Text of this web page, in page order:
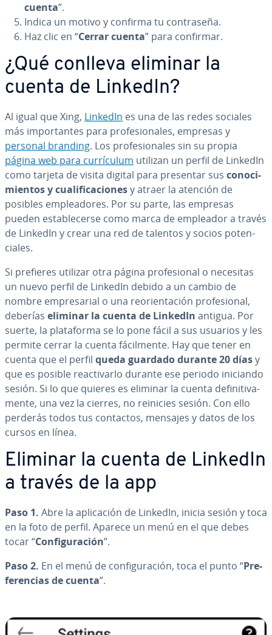
cuenta”.
Indica un motivo y confirma tu co­n­tra­se­ña.
Haz clic en “Cerrar cuenta” para confirmar.
¿Qué conlleva eliminar la
cuenta de LinkedIn?
Al igual que Xing, LinkedIn es una de las redes sociales
más im­po­r­ta­n­tes para pro­fe­sio­na­les, empresas y
personal branding. Los pro­fe­sio­na­les sin su propia
página web para cu­rrí­cu­lum utilizan un perfil de LinkedIn
como tarjeta de visita digital para presentar sus co­no­ci­
mie­n­tos y cua­li­fi­ca­cio­nesy atraer la atención de
posibles em­plea­do­res. Por su parte, las empresas
pueden es­ta­ble­ce­r­se como marca de empleador a través
de LinkedIn y crear una red de talentos y socios po­te­n­
cia­les.
Si prefieres utilizar otra página pro­fe­sio­nal o necesitas
un nuevo perfil de LinkedIn debido a un cambio de
nombre em­pre­sa­rial o una re­orie­n­ta­ción pro­fe­sio­nal,
deberías eliminar la cuenta de LinkedIn antigua. Por
suerte, la pla­ta­fo­r­ma se lo pone fácil a sus usuarios y les
permite cerrar la cuenta fá­ci­l­me­n­te. Hay que tener en
cuenta que el perfil queda guardado durante 20 díasy
que es posible reac­ti­var­lo durante ese periodo iniciando
sesión. Si lo que quieres es eliminar la cuenta de­fi­ni­ti­va­
me­n­te, una vez la cierres, no reinicies sesión. Con ello
perderás todos tus contactos, mensajes y datos de los
cursos en línea.
Eliminar la cuenta de LinkedIn
a través de la app
Paso 1. Abre la apli­ca­ción de LinkedIn, inicia sesión y toca
en la foto de perfil. Aparece un menú en el que debes
tocar “Co­n­fi­gu­ra­ción”.
Paso 2. En el menú de co­n­fi­gu­ra­ción, toca el punto “Pre­
fe­re­n­cias de cuenta”.